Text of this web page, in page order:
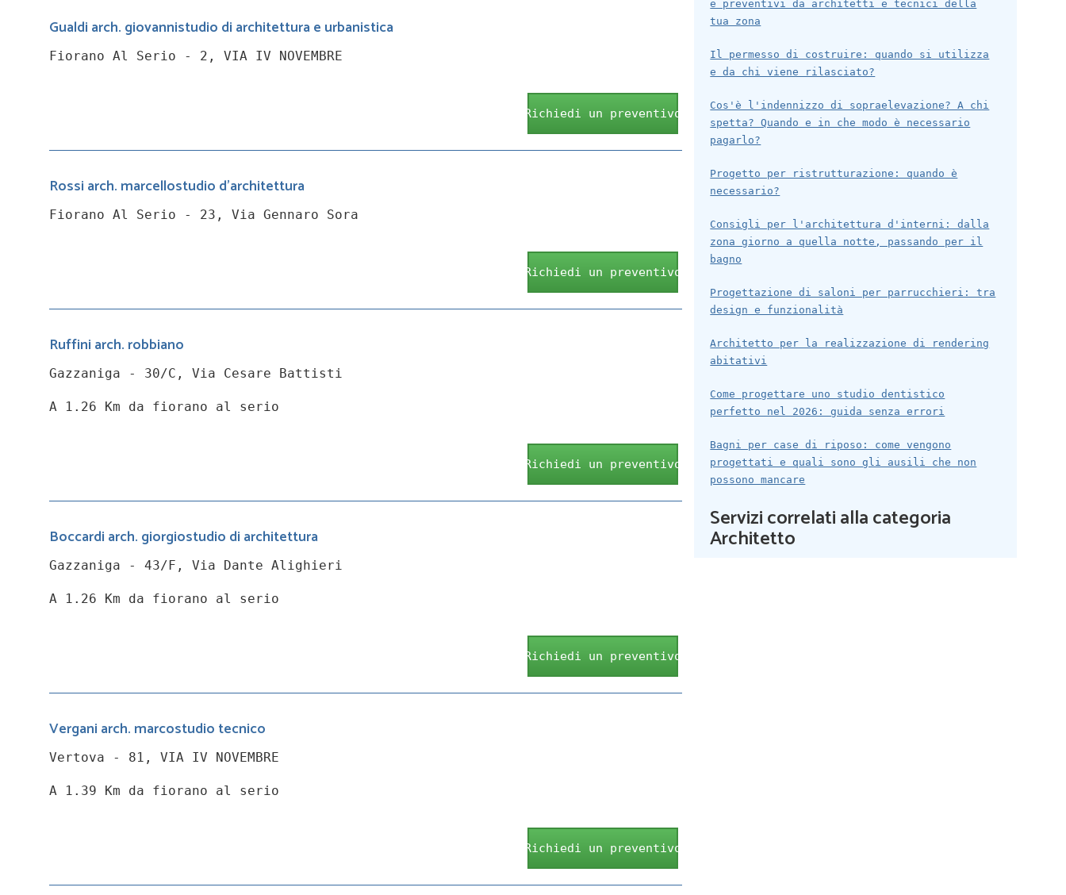
Gualdi arch. giovannistudio di architettura e urbanistica
Fiorano Al Serio - 2, VIA IV NOVEMBRE
Richiedi un preventivo
Rossi arch. marcellostudio d'architettura
Fiorano Al Serio - 23, Via Gennaro Sora
Richiedi un preventivo
Ruffini arch. robbiano
Gazzaniga - 30/C, Via Cesare Battisti
A 1.26 Km da fiorano al serio
Richiedi un preventivo
Boccardi arch. giorgiostudio di architettura
Gazzaniga - 43/F, Via Dante Alighieri
A 1.26 Km da fiorano al serio
Richiedi un preventivo
Vergani arch. marcostudio tecnico
Vertova - 81, VIA IV NOVEMBRE
A 1.39 Km da fiorano al serio
Richiedi un preventivo
e preventivi da architetti e tecnici della
tua zona
Il permesso di costruire: quando si utilizza
e da chi viene rilasciato?
Cos'è l'indennizzo di sopraelevazione? A chi
spetta? Quando e in che modo è necessario
pagarlo?
Progetto per ristrutturazione: quando è
necessario?
Consigli per l'architettura d'interni: dalla
zona giorno a quella notte, passando per il
bagno
Progettazione di saloni per parrucchieri: tra
design e funzionalità
Architetto per la realizzazione di rendering
abitativi
Come progettare uno studio dentistico
perfetto nel 2026: guida senza errori
Bagni per case di riposo: come vengono
progettati e quali sono gli ausili che non
possono mancare
Servizi correlati alla categoria
Architetto